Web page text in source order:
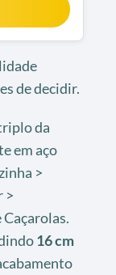
de decidir.
da
em aço
>
>
Caçarolas.
16 cm